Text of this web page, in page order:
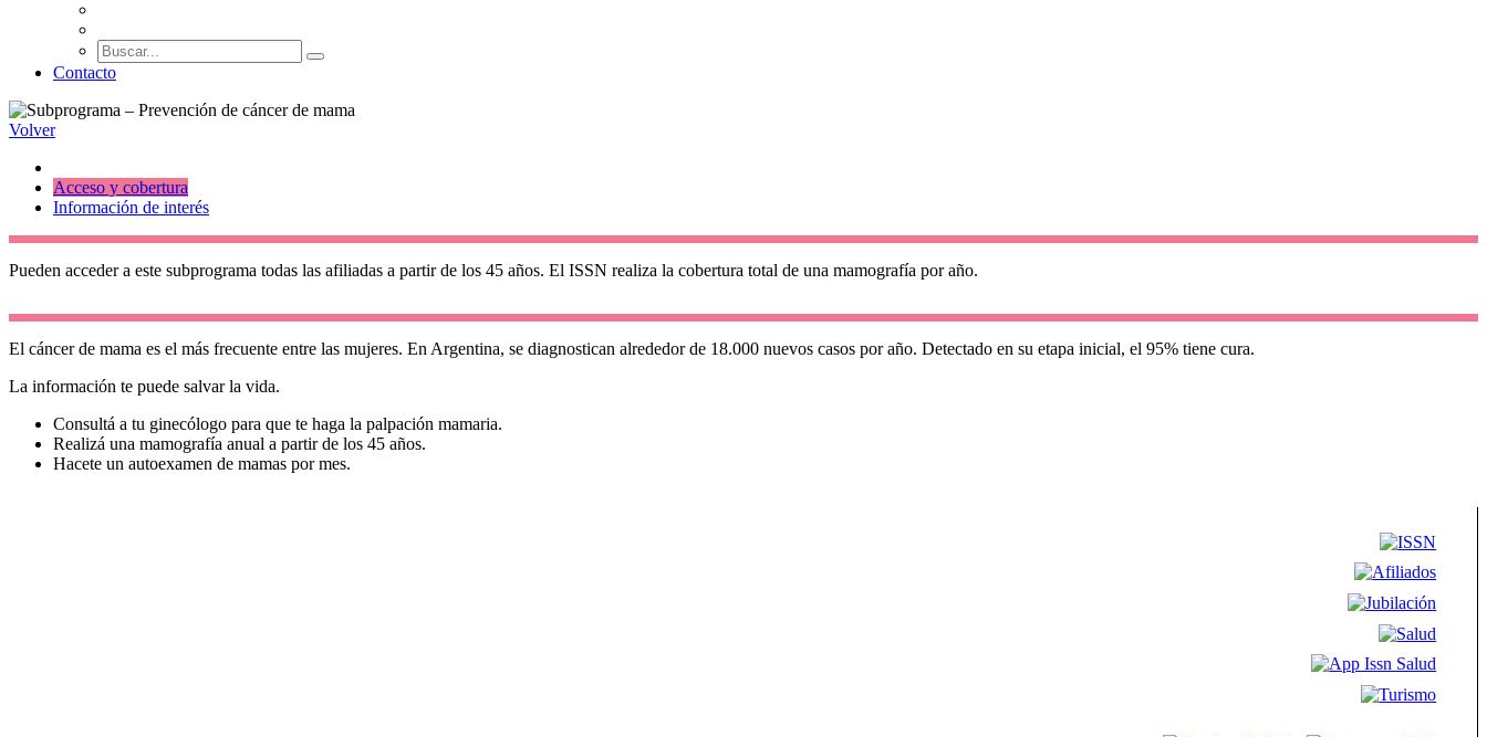
Contacto
Volver
Acceso y cobertura
Información de interés
Pueden acceder a este subprograma todas las afiliadas a partir de los 45 años. El ISSN realiza la cobertura total de una mamografía por año.
El cáncer de mama es el más frecuente entre las mujeres. En Argentina, se diagnostican alrededor de 18.000 nuevos casos por año. Detectado en su etapa inicial, el 95% tiene cura.
La información te puede salvar la vida.
Consultá a tu ginecólogo para que te haga la palpación mamaria.
Realizá una mamografía anual a partir de los 45 años.
Hacete un autoexamen de mamas por mes.